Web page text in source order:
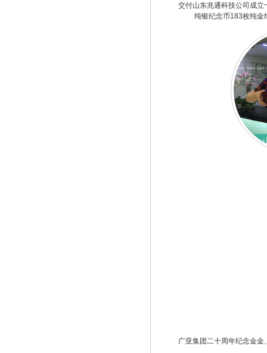
交付山东兆通科技公司成
纯银纪念币183枚纯金
广亚集团二十周年纪念金